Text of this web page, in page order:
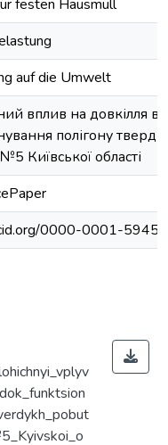
festen Hausmüll
auf die Umwelt
вплив на довкілля
полігону
Київської області
0000-0001-